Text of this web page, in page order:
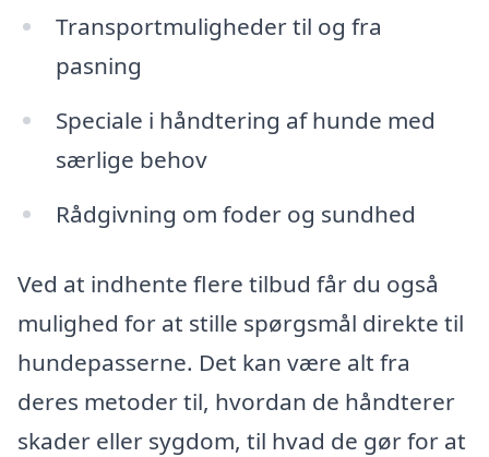
Transportmuligheder til og fra
pasning
Speciale i håndtering af hunde med
særlige behov
Rådgivning om foder og sundhed
Ved at indhente flere tilbud får du også
mulighed for at stille spørgsmål direkte til
hundepasserne. Det kan være alt fra
deres metoder til, hvordan de håndterer
skader eller sygdom, til hvad de gør for at